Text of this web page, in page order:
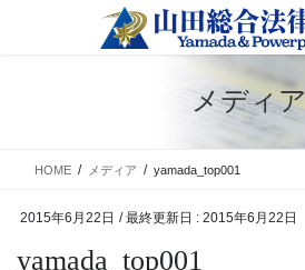
メディア
HOME メディア yamada_top001
2015年6月22日 / 最終更新日 : 2015年6月22日
yamada_top001